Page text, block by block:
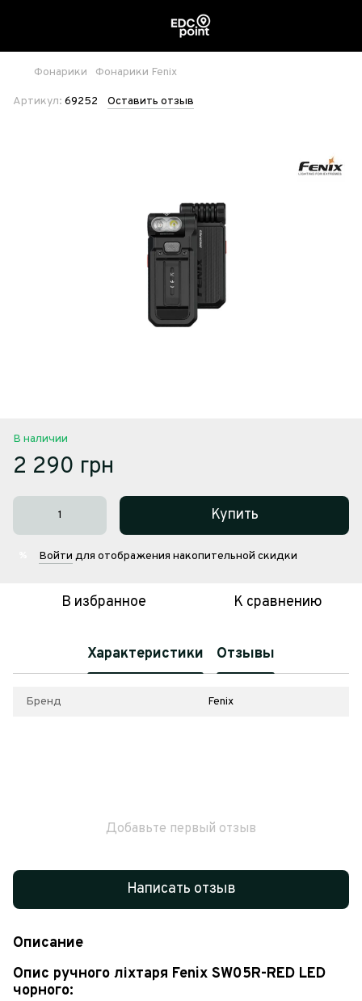
Фонарики Фонарики Fenix
Артикул: 69252 Оставить отзыв
В наличии
2 290 грн
Купить
Войти для отображения накопительной скидки
В избранное К сравнению
Характеристики Отзывы
Бренд Fenix
Добавьте первый отзыв
Написать отзыв
Описание
Опис ручного ліхтаря Fenix SW05R-RED LED
чорного: